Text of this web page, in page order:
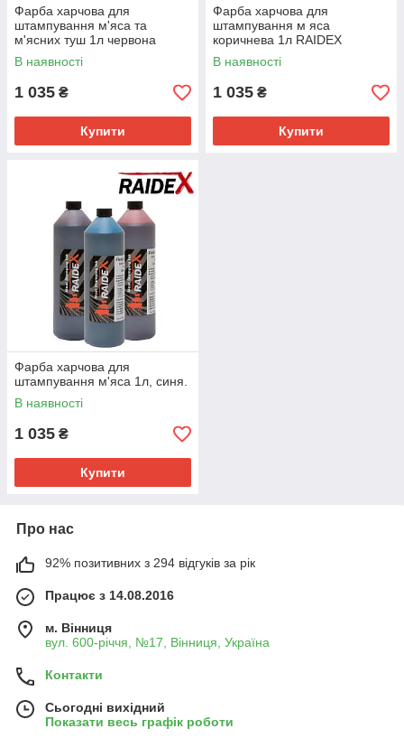
Фарба харчова для
штампування м'яса та
м'ясних туш 1л червона
RAIDEX
В наявності
1 035 ₴
Купити
Фарба харчова для
штампування м яса
коричнева 1л RAIDEX
В наявності
1 035 ₴
Купити
Фарба харчова для
штампування м'яса 1л, синя.
В наявності
1 035 ₴
Купити
Про нас
92% позитивних з 294 відгуків за рік
Працює з 14.08.2016
м. Вінниця
вул. 600-річчя, №17, Вінниця, Україна
Контакти
Сьогодні вихідний
Показати весь графік роботи